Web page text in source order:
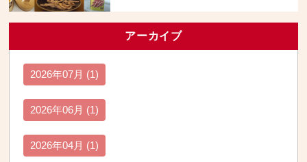
アーカイブ
2026年07月 (1)
2026年06月 (1)
2026年04月 (1)